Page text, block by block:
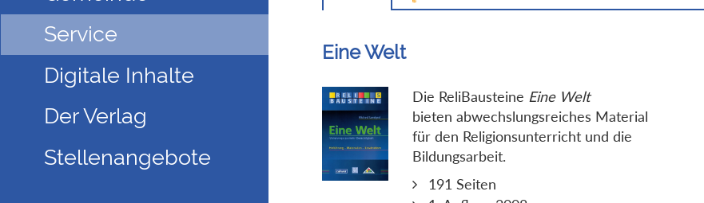
Service
Digitale Inhalte
Der Verlag
Stellenangebote
Eine Welt
Die ReliBausteine Eine Welt
bieten abwechslungsreiches Material
für den Religionsunterricht und die
Bildungsarbeit.
191 Seiten